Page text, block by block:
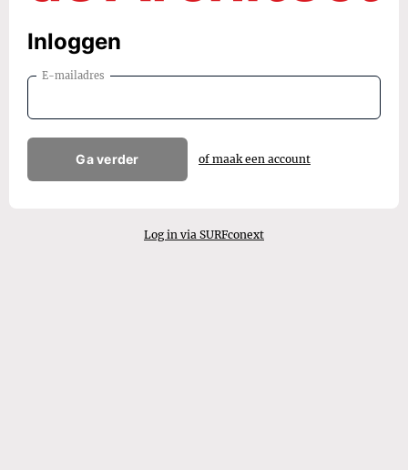
Inloggen
E-mailadres
Ga verder of maak een account
Log in via SURFconext